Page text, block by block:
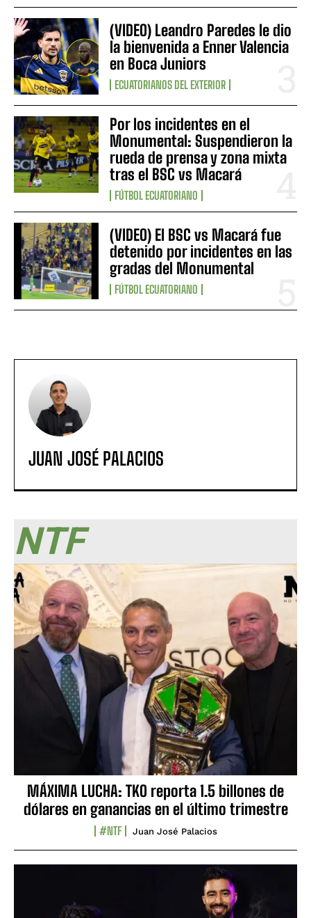
(VIDEO) Leandro Paredes le dio
la bienvenida a Enner Valencia
en Boca Juniors
ECUATORIANOS DEL EXTERIOR
Por los incidentes en el
Monumental: Suspendieron la
rueda de prensa y zona mixta
tras el BSC vs Macará
FÚTBOL ECUATORIANO
(VIDEO) El BSC vs Macará fue
detenido por incidentes en las
gradas del Monumental
FÚTBOL ECUATORIANO
JUAN JOSÉ PALACIOS
NTF
MÁXIMA LUCHA: TKO reporta 1.5 billones de
dólares en ganancias en el último trimestre
#NTF Juan José Palacios